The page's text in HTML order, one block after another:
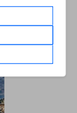
più belli e